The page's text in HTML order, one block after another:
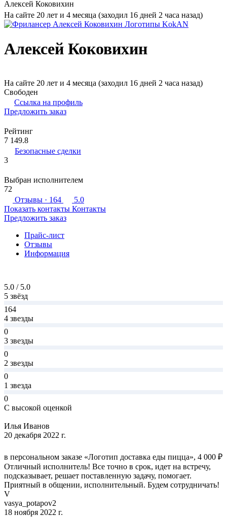
Алексей Коковихин
На сайте 20 лет и 4 месяца (заходил 16 дней 2 часа назад)
Алексей Коковихин
На сайте 20 лет и 4 месяца (заходил 16 дней 2 часа назад)
Свободен
Ссылка на профиль
Предложить заказ
Рейтинг
7 149.8
Безопасные сделки
3
Выбран исполнителем
72
Отзывы · 164
5.0
Показать контакты Контакты
Предложить заказ
Прайс-лист
Отзывы
Информация
5.0 / 5.0
5 звёзд
164
4 звезды
0
3 звезды
0
2 звезды
0
1 звезда
0
С высокой оценкой
Илья Иванов
20 декабря 2022 г.
в персональном заказе «Логотип доставка еды пицца», 4 000 ₽
Отличный исполнитель! Все точно в срок, идет на встречу,
подсказывает, решает поставленную задачу, помогает.
Приятный в общении, исполнительный. Будем сотрудничать!
V
vasya_potapov2
18 ноября 2022 г.